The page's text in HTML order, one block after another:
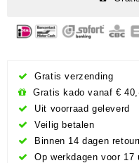
Gratis verzending
Gratis kado vanaf €
Uit voorraad geleverd
Veilig betalen
Binnen 14 dagen
Op werkdagen voor